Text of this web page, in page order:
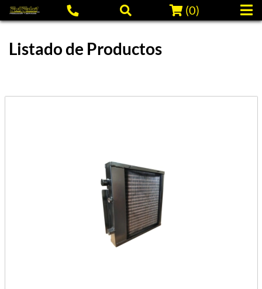
(0)
Listado de Productos